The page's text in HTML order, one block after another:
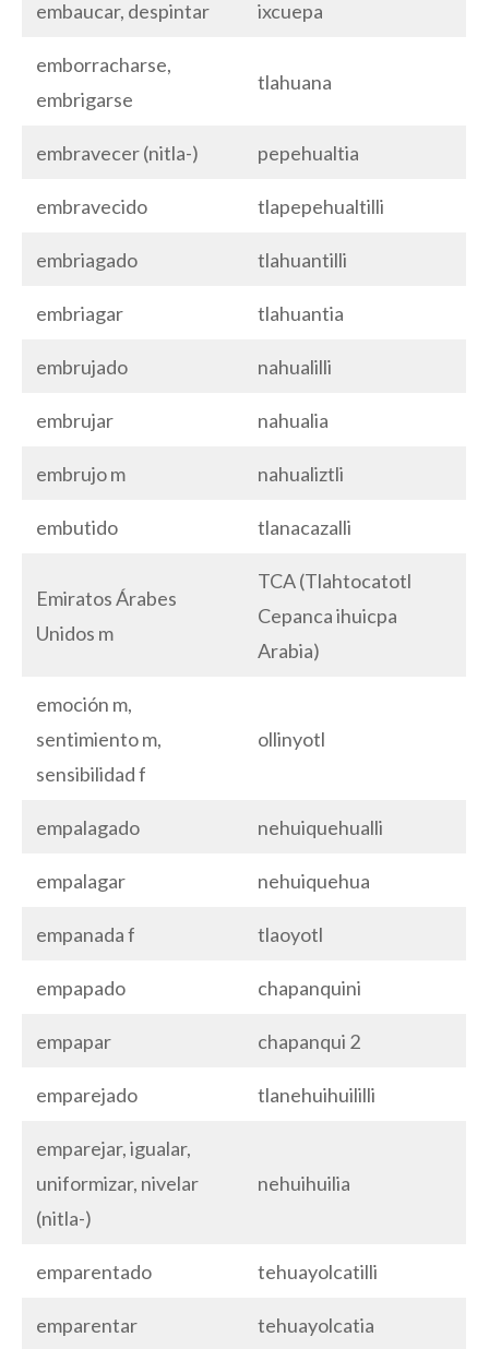
embaucar, despintar ixcuepa
emborracharse,
embrigarse
tlahuana
embravecer (nitla-) pepehualtia
embravecido tlapepehualtilli
embriagado tlahuantilli
embriagar tlahuantia
embrujado nahualilli
embrujar nahualia
embrujo m nahualiztli
embutido tlanacazalli
Emiratos Árabes
Unidos m
TCA (Tlahtocatotl
Cepanca ihuicpa
Arabia)
emoción m,
sentimiento m,
sensibilidad f
ollinyotl
empalagado nehuiquehualli
empalagar nehuiquehua
empanada f tlaoyotl
empapado chapanquini
empapar chapanqui 2
emparejado tlanehuihuililli
emparejar, igualar,
uniformizar, nivelar
(nitla-)
nehuihuilia
emparentado tehuayolcatilli
emparentar tehuayolcatia